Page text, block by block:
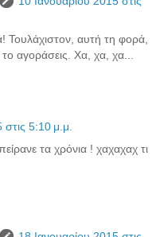
Τουλάχιστον, αυτή τη φορά,
το αγοράσεις. Χα, χα, χα...
5:10 μ.μ.
τα χρόνια ! χαχαχαχ τι